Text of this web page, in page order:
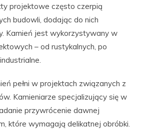
projektowe często czerpią
budowli, dodając do nich
Kamień jest wykorzystywany w
– od rustykalnych, po
pełni w projektach związanych z
Kamieniarze specjalizujący się w
przywrócenie dawnej
które wymagają delikatnej obróbki.